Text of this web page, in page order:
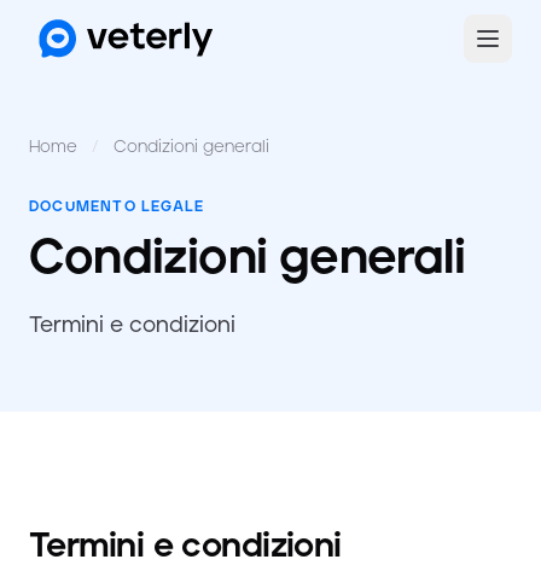
Home / Condizioni generali
DOCUMENTO LEGALE
Condizioni generali
Termini e condizioni
Termini e condizioni